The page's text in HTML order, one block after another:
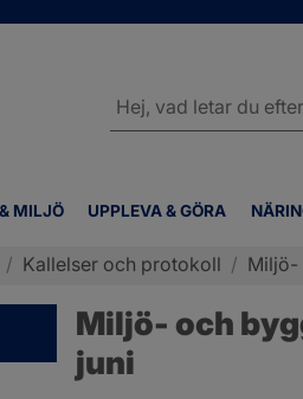
MILJÖ UPPLEVA & GÖRA
webbplatsen
/ Kallelser och protokoll / Miljö-
Miljö- och
juni